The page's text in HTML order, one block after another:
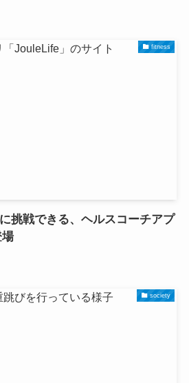
fitness
挑戦できる、ヘルスコーチアプ
society